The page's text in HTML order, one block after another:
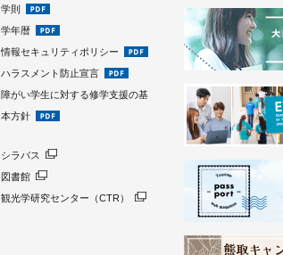
学則
学年暦
情報セキュリティポリシー
ハラスメント防止宣言
障がい学生に対する修学支援の基
本方針
シラバス
図書館
観光学研究センター（CTR）